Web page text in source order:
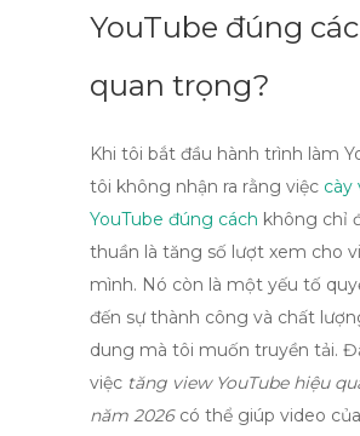
YouTube đúng
quan trọng?
Khi tôi bắt đầu hành trình làm
tôi không nhận ra rằng việc cày
YouTube đúng cách không chỉ
thuần là tăng số lượt xem cho
mình. Nó còn là một yếu tố
đến sự thành công và chất
dung mà tôi muốn truyền tải.
việc tăng view YouTube hiệu
năm 2026có thể giúp video